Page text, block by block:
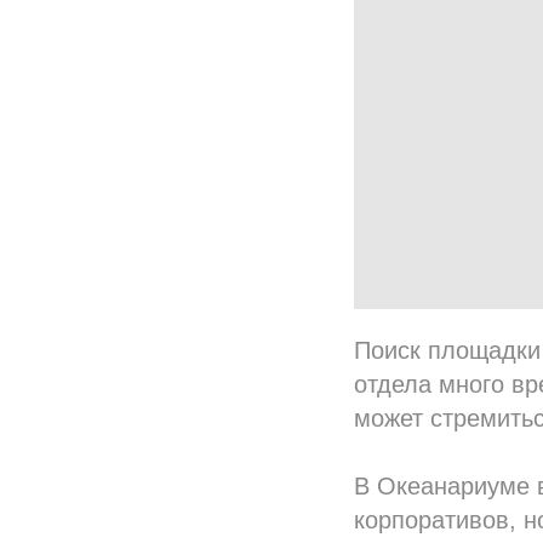
Поиск
отдела много
может
В Океанариуме
корпоративов,